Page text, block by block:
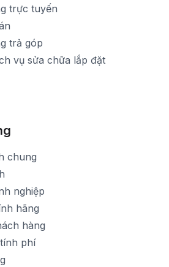
trực tuyến
trả góp
vụ sửa chữa lắp đặt
chung
nghiệp
hãng
hàng
phí